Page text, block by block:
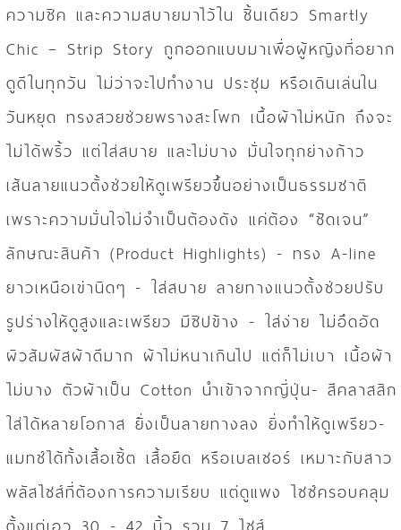
ความชิค และความสบายมาไว้ใน ชิ้นเดียว Smartly
Chic – Strip Story ถูกออกแบบมาเพื่อผู้หญิงที่อยาก
ดูดีในทุกวัน ไม่ว่าจะไปทำงาน ประชุม หรือเดินเล่นใน
วันหยุด ทรงสวยช่วยพรางสะโพก เนื้อผ้าไม่หนัก ถึงจะ
ไม่ได้พริ้ว แต่ใส่สบาย และไม่บาง มั่นใจทุกย่างก้าว
เส้นลายแนวตั้งช่วยให้ดูเพรียวขึ้นอย่างเป็นธรรมชาติ
เพราะความมั่นใจไม่จำเป็นต้องดัง แค่ต้อง “ชัดเจน”
ลักษณะสินค้า (Product Highlights) - ทรง A-line
ยาวเหนือเข่านิดๆ - ใส่สบาย ลายทางแนวตั้งช่วยปรับ
รูปร่างให้ดูสูงและเพรียว มีซิปข้าง - ใส่ง่าย ไม่อึดอัด
ผิวสัมผัสผ้าดีมาก ผ้าไม่หนาเกินไป แต่ก็ไม่เบา เนื้อผ้า
ไม่บาง ตัวผ้าเป็น Cotton นำเข้าจากญี่ปุ่น- สีคลาสสิก
ใส่ได้หลายโอกาส ยิ่้งเป็นลายทางลง ยิ่งทำให้ดูเพรียว-
แมทช์ได้ทั้งเสื้อเชิ้ต เสื้อยืด หรือเบลเซอร์ เหมาะกับสาว
พลัสไซส์ที่ต้องการความเรียบ แต่ดูแพง ไซซ์ครอบคลุม